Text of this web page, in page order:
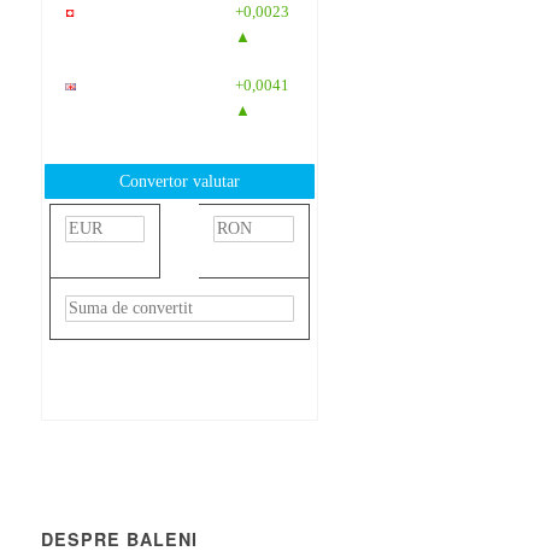
+0,0023
▲
+0,0041
▲
Convertor valutar
DESPRE BALENI